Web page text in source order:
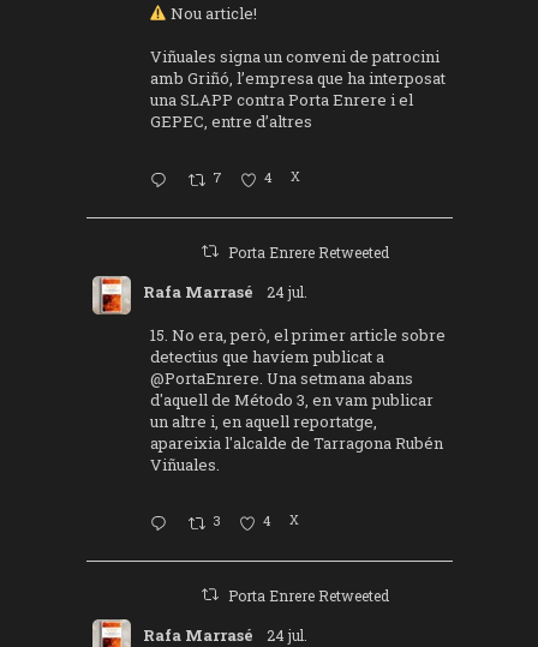
Nou article!
Viñuales signa un conveni de patrocini
amb Griñó, l’empresa que ha interposat
una SLAPP contra Porta Enrere i el
GEPEC, entre d’altres
7 4 X
Porta Enrere Retweeted
Rafa Marrasé 24 jul.
15. No era, però, el primer article sobre
detectius que havíem publicat a
@PortaEnrere. Una setmana abans
d'aquell de Método 3, en vam publicar
un altre i, en aquell reportatge,
apareixia l'alcalde de Tarragona Rubén
Viñuales.
3 4 X
Porta Enrere Retweeted
Rafa Marrasé 24 jul.